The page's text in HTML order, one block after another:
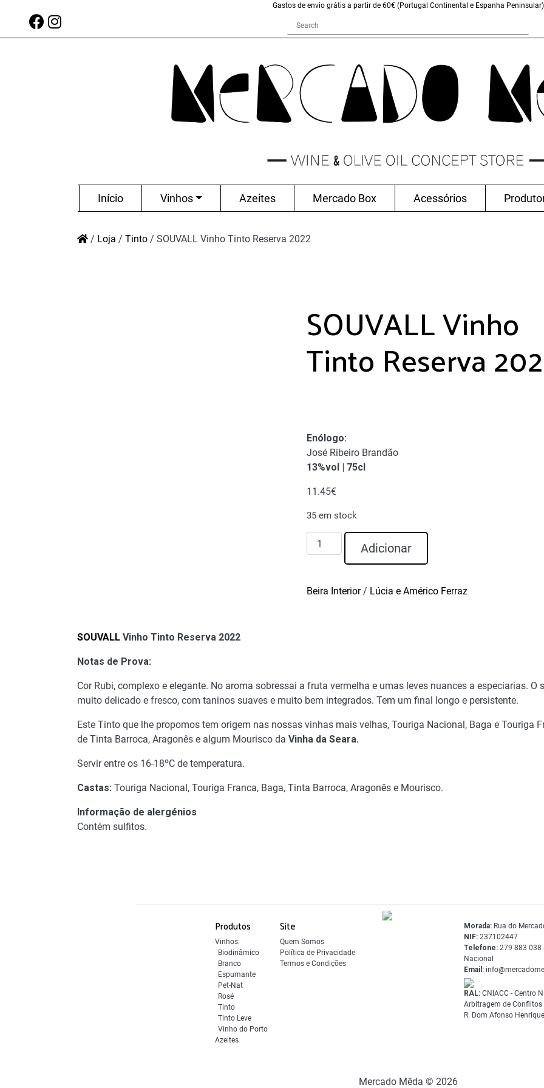
Gastos de envio grátis a partir de 60€ (Portugal Continental e Espanha Peninsular)
Início Vinhos Azeites Mercado Box Acessórios
/ Loja / Tinto / SOUVALL Vinho Tinto Reserva 2022
SOUVALL Vinho
Tinto Reserva
Enólogo:
José Ribeiro Brandão
13%vol | 75cl
11.45€
35 em stock
Quantidade
de
SOUVALL
Tinto
Adicionar
Beira Interior/ Lúcia e Américo Ferraz
SOUVALL Vinho Tinto Reserva 2022
Notas de Prova:
Cor Rubi, complexo e elegante. No aroma sobressai a fruta vermelha e umas leves nuances a especiarias.
muito delicado e fresco, com taninos suaves e muito bem integrados. Tem um final longo e persistente.
Este Tinto que lhe propomos tem origem nas nossas vinhas mais velhas, Touriga Nacional, Baga e Touriga
de Tinta Barroca, Aragonês e algum Mourisco da Vinha da Seara.
Servir entre os 16-18ºC de temperatura.
Castas: Touriga Nacional, Touriga Franca, Baga, Tinta Barroca, Aragonês e Mourisco.
Informação de alergénios
Contém sulfitos.
Produtos
Vinhos:
Biodinâmico
Branco
Espumante
Pet-Nat
Rosé
Tinto
Tinto Leve
Vinho do Porto
Azeites
Site
Quem Somos
Política de Privacidade
Termos e Condições
Morada:Rua do
NIF:237102447
Telefone:279 883 038
Nacional
Email:
RAL:CNIACC - Centro
Arbitragem de Conflitos
R. Dom Afonso
Mercado Mêda © 2026